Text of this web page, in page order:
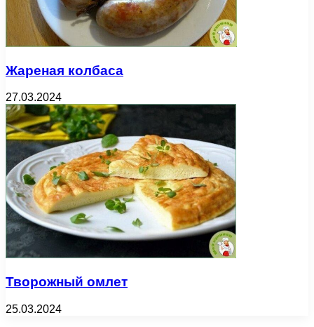
Жареная колбаса
27.03.2024
Творожный омлет
25.03.2024